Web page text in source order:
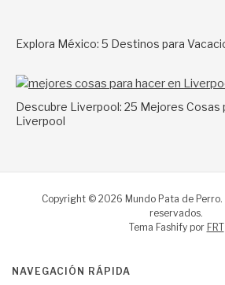
Explora México: 5 Destinos para
Descubre Liverpool: 25 Mejores Cosas
Liverpool
Copyright © 2026 Mundo Pata de Perro.
reservados.
Tema Fashify por FRT
NAVEGACIÓN RÁPIDA